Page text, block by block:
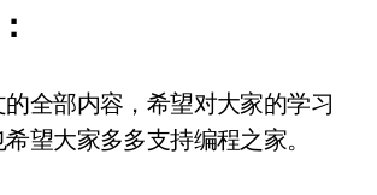
全部内容，希望对大家的学习
望大家多多支持编程之家。